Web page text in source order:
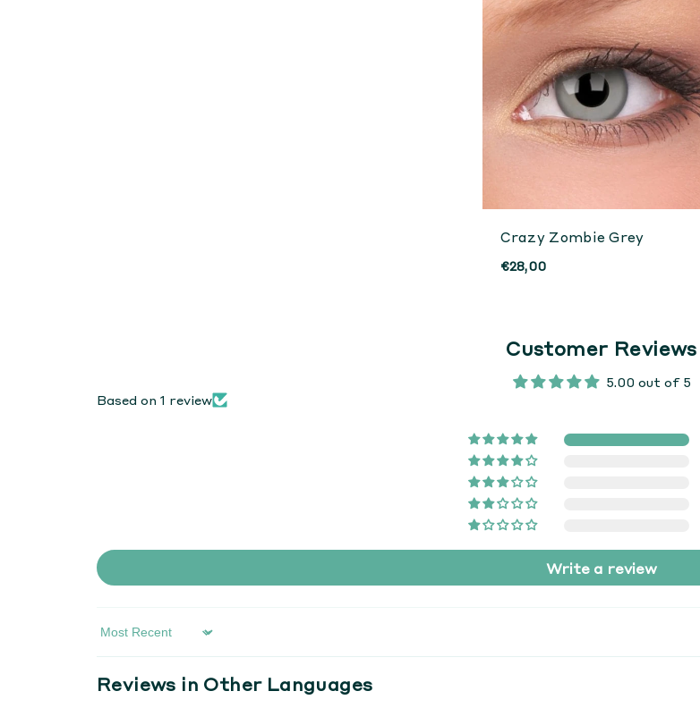
Crazy Zombie Grey
€28,00
Customer Reviews
5.00 out of 5
Based on 1 review
Write a review
Sort By
Reviews in Other Languages